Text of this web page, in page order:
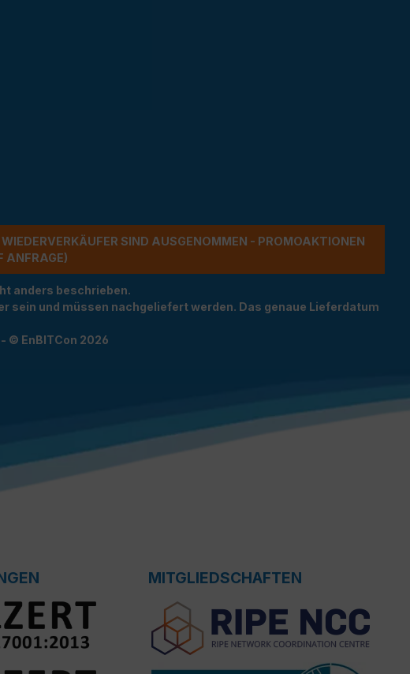
SIND AUSGENOMMEN - PROMOAKTIONEN G
anders beschrieben.
sein und müssen nachgeliefert werden. Das genaue Lieferdatum
© EnBITCon 2026
MITGLIEDSCHAFTEN